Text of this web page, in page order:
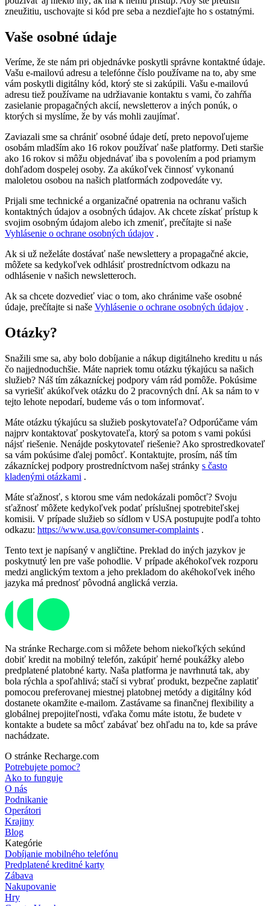
zneužitiu, uschovajte si kód pre seba a nezdieľajte ho s ostatnými.
Vaše osobné údaje
Veríme, že ste nám pri objednávke poskytli správne kontaktné údaje.
Vašu e-mailovú adresu a telefónne číslo používame na to, aby sme
vám poskytli digitálny kód, ktorý ste si zakúpili. Vašu e-mailovú
adresu tiež používame na udržiavanie kontaktu s vami, čo zahŕňa
zasielanie propagačných akcií, newsletterov a iných ponúk, o
ktorých si myslíme, že by vás mohli zaujímať.
Zaviazali sme sa chrániť osobné údaje detí, preto nepovoľujeme
osobám mladším ako 16 rokov používať naše platformy. Deti staršie
ako 16 rokov si môžu objednávať iba s povolením a pod priamym
dohľadom dospelej osoby. Za akúkoľvek činnosť vykonanú
maloletou osobou na našich platformách zodpovedáte vy.
Prijali sme technické a organizačné opatrenia na ochranu vašich
kontaktných údajov a osobných údajov. Ak chcete získať prístup k
svojim osobným údajom alebo ich zmeniť, prečítajte si naše
Vyhlásenie o ochrane osobných údajov .
Ak si už neželáte dostávať naše newslettery a propagačné akcie,
môžete sa kedykoľvek odhlásiť prostredníctvom odkazu na
odhlásenie v našich newsletteroch.
Ak sa chcete dozvedieť viac o tom, ako chránime vaše osobné
údaje, prečítajte si naše Vyhlásenie o ochrane osobných údajov .
Otázky?
Snažili sme sa, aby bolo dobíjanie a nákup digitálneho kreditu u nás
čo najjednoduchšie. Máte napriek tomu otázku týkajúcu sa našich
služieb? Náš tím zákazníckej podpory vám rád pomôže. Pokúsime
sa vyriešiť akúkoľvek otázku do 2 pracovných dní. Ak sa nám to v
tejto lehote nepodarí, budeme vás o tom informovať.
Máte otázku týkajúcu sa služieb poskytovateľa? Odporúčame vám
najprv kontaktovať poskytovateľa, ktorý sa potom s vami pokúsi
nájsť riešenie. Nenájde poskytovateľ riešenie? Ako sprostredkovateľ
sa vám pokúsime ďalej pomôcť. Kontaktujte, prosím, náš tím
zákazníckej podpory prostredníctvom našej stránky s často
kladenými otázkami .
Máte sťažnosť, s ktorou sme vám nedokázali pomôcť? Svoju
sťažnosť môžete kedykoľvek podať príslušnej spotrebiteľskej
komisii. V prípade služieb so sídlom v USA postupujte podľa tohto
odkazu: https://www.usa.gov/consumer-complaints .
Tento text je napísaný v angličtine. Preklad do iných jazykov je
poskytnutý len pre vaše pohodlie. V prípade akéhokoľvek rozporu
medzi anglickým textom a jeho prekladom do akéhokoľvek iného
jazyka má prednosť pôvodná anglická verzia.
Na stránke Recharge.com si môžete behom niekoľkých sekúnd
dobiť kredit na mobilný telefón, zakúpiť herné poukážky alebo
predplatené platobné karty. Naša platforma je navrhnutá tak, aby
bola rýchla a spoľahlivá; stačí si vybrať produkt, bezpečne zaplatiť
pomocou preferovanej miestnej platobnej metódy a digitálny kód
dostanete okamžite e-mailom. Zastávame sa finančnej flexibility a
globálnej prepojiteľnosti, vďaka čomu máte istotu, že budete v
kontakte a budete sa môcť zabávať bez ohľadu na to, kde sa práve
nachádzate.
O stránke Recharge.com
Potrebujete pomoc?
Ako to funguje
O nás
Podnikanie
Operátori
Krajiny
Blog
Kategórie
Dobíjanie mobilného telefónu
Predplatené kreditné karty
Zábava
Nakupovanie
Hry